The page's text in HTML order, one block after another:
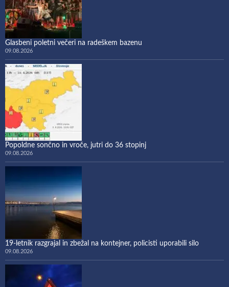
Glasbeni poletni večeri na radeškem bazenu
09.08.2026
Popoldne sončno in vroče, jutri do 36 stopinj
09.08.2026
19-letnik razgrajal in zbežal na kontejner, policisti uporabili silo
09.08.2026